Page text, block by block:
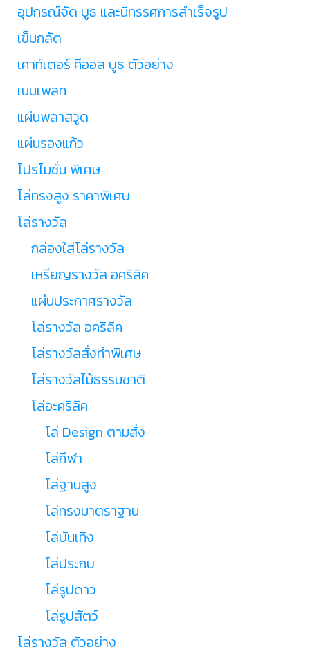
อุปกรณ์จัด บูธ และนิทรรศการสำเร็จรูป
เข็มกลัด
เคาท์เตอร์ คีออส บูธ ตัวอย่าง
เนมเพลท
แผ่นพลาสวูด
แผ่นรองแก้ว
โปรโมชั่น พิเศษ
โล่ทรงสูง ราคาพิเศษ
โล่รางวัล
กล่องใส่โล่รางวัล
เหรียญรางวัล อคริลิค
แผ่นประกาศรางวัล
โล่รางวัล อคริลิค
โล่รางวัลสั่งทำพิเศษ
โล่รางวัลไม้ธรรมชาติ
โล่อะคริลิค
โล่ Design ตามสั่ง
โล่กีฬา
โล่ฐานสูง
โล่ทรงมาตราฐาน
โล่บันเทิง
โล่ประกบ
โล่รูปดาว
โล่รูปสัตว์
โล่รางวัล ตัวอย่าง